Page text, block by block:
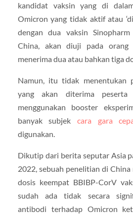
kandidat vaksin yang di
Omicron yang tidak aktif atau
dengan dua vaksin
China, akan diuji pada orang
menerima dua atau bahkan tiga
Namun, itu tidak menentukan
yang akan diterima
menggunakan booster
banyak subjekcara gara
digunakan.
Dikutip dari berita seputar Asia
2022, sebuah penelitian di
dosis keempat BBIBP-CorV
sudah ada tidak secara
antibodi terhadap Omicron